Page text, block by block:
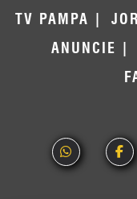
TV PAMPA
ANUNCIE